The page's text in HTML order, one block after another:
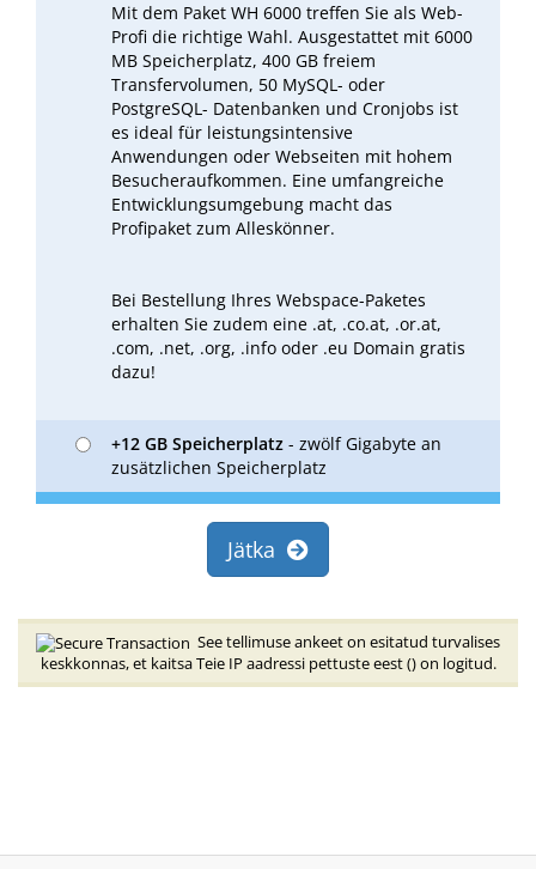
Mit dem Paket WH 6000 treffen Sie als Web-
Profi die richtige Wahl. Ausgestattet mit 6000
MB Speicherplatz, 400 GB freiem
Transfervolumen, 50 MySQL- oder
PostgreSQL- Datenbanken und Cronjobs ist
es ideal für leistungsintensive
Anwendungen oder Webseiten mit hohem
Besucheraufkommen. Eine umfangreiche
Entwicklungsumgebung macht das
Profipaket zum Alleskönner.
Bei Bestellung Ihres Webspace-Paketes
erhalten Sie zudem eine .at, .co.at, .or.at,
.com, .net, .org, .info oder .eu Domain gratis
dazu!
+12 GB Speicherplatz - zwölf Gigabyte an
zusätzlichen Speicherplatz
Jätka
See tellimuse ankeet on esitatud turvalises
keskkonnas, et kaitsa Teie IP aadressi pettuste eest () on logitud.